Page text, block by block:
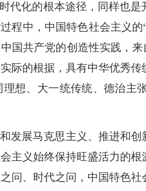
代化的根本途径，同样也
程中，中国特色社会主义的
国共产党的创造性实践，
际的根据，具有中华优秀
想、大一统传统、德治主
发展马克思主义、推进和
主义始终保持旺盛活力的
问、时代之问，中国特色